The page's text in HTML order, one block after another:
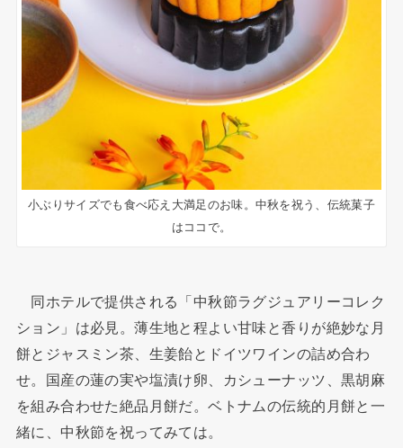
小ぶりサイズでも食べ応え大満足のお味。中秋を祝う、伝統菓子
はココで。
同ホテルで提供される「中秋節ラグジュアリーコレク
ション」は必見。薄生地と程よい甘味と香りが絶妙な月
餅とジャスミン茶、生姜飴とドイツワインの詰め合わ
せ。国産の蓮の実や塩漬け卵、カシューナッツ、黒胡麻
を組み合わせた絶品月餅だ。ベトナムの伝統的月餅と一
緒に、中秋節を祝ってみては。